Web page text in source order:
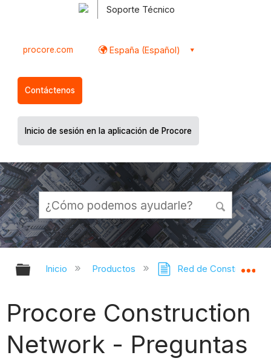
Soporte Técnico
procore.com España (Español)
Contáctenos
Inicio de sesión en la aplicación de Procore
Expandir/contraer jerarquía global
Inicio Productos Red de Construcción
Procore Construction
Network - Preguntas